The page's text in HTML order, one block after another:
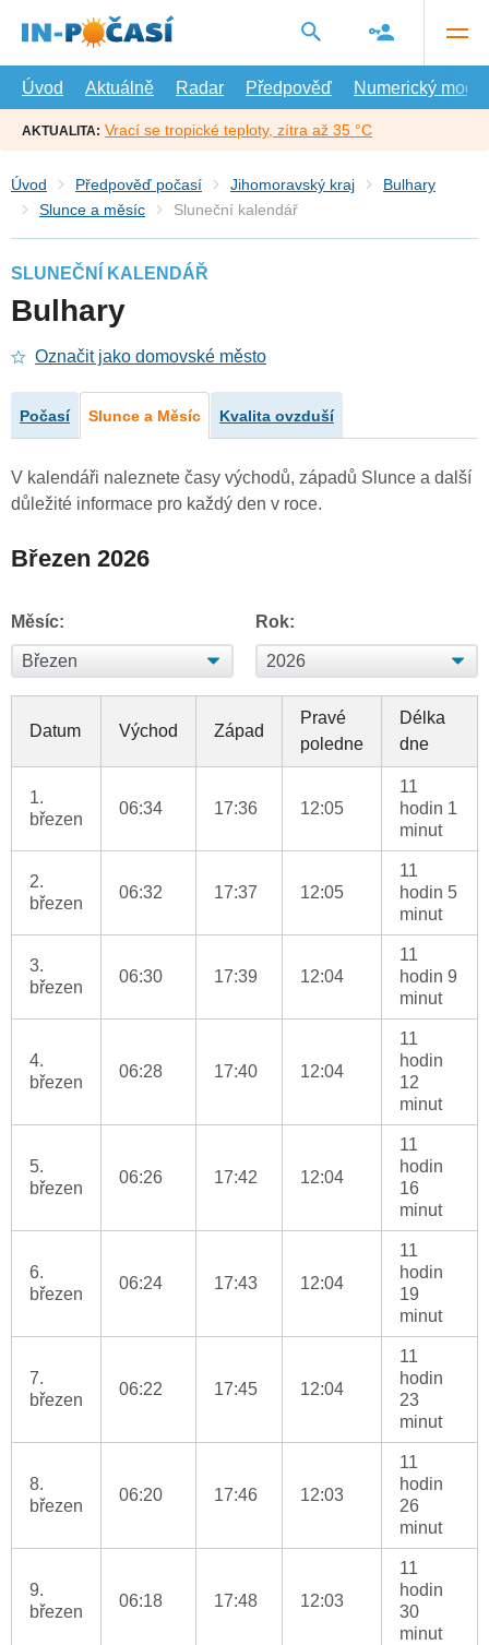
hlavní
Úvod
Aktuálně Radar Předpověď Numerický model
AKTUALITA: Vrací se tropické teploty, zítra až 35 °C
Úvod Předpověď počasí Jihomoravský kraj
Bulhary
Slunce a měsíc
Sluneční kalendář
SLUNEČNÍ KALENDÁŘ
Bulhary
Označit jako domovské město
Počasí Slunce a Měsíc Kvalita ovzduší
V kalendáři naleznete časy východů, západů Slunce a další
důležité informace pro každý den v roce.
Březen 2026
Měsíc: Rok:
Datum Východ Západ
Pravé
poledne
Délka
dne
1.
březen
06:34 17:36 12:05
11
hodin 1
minut
2.
březen
06:32 17:37 12:05
11
hodin 5
minut
3.
březen
06:30 17:39 12:04
11
hodin 9
minut
4.
březen
06:28 17:40 12:04
11
hodin
12
minut
5.
březen
06:26 17:42 12:04
11
hodin
16
minut
6.
březen
06:24 17:43 12:04
11
hodin
19
minut
7.
březen
06:22 17:45 12:04
11
hodin
23
minut
8.
březen
06:20 17:46 12:03
11
hodin
26
minut
9.
březen
06:18 17:48 12:03
11
hodin
30
minut